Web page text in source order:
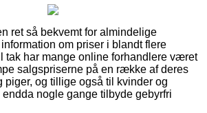
ret så bekvemt for almindelige
om priser i blandt flere
tak har mange online forhandlere været
salgspriserne på en række af deres
piger, og tillige også til kvinder og
nogle gange tilbyde gebyrfri